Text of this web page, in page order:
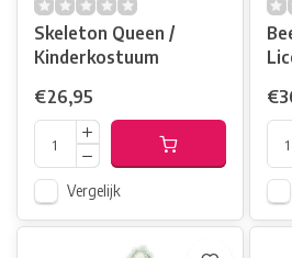
Skeleton Queen /
Kinderkostuum
€26,95
Vergelijk